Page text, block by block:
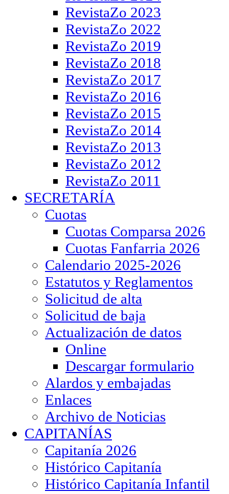
RevistaZo 2023
RevistaZo 2022
RevistaZo 2019
RevistaZo 2018
RevistaZo 2017
RevistaZo 2016
RevistaZo 2015
RevistaZo 2014
RevistaZo 2013
RevistaZo 2012
RevistaZo 2011
SECRETARÍA
Cuotas
Cuotas Comparsa 2026
Cuotas Fanfarria 2026
Calendario 2025-2026
Estatutos y Reglamentos
Solicitud de alta
Solicitud de baja
Actualización de datos
Online
Descargar formulario
Alardos y embajadas
Enlaces
Archivo de Noticias
CAPITANÍAS
Capitanía 2026
Histórico Capitanía
Histórico Capitanía Infantil